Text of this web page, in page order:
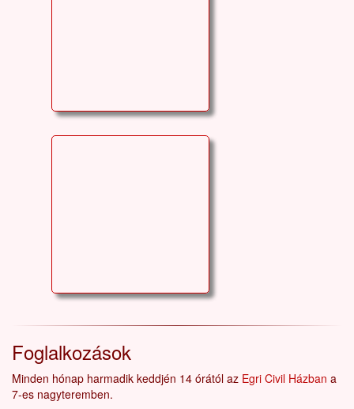
Foglalkozások
Minden hónap harmadik keddjén 14 órától az Egri Civil Házban a
7-es nagyteremben.